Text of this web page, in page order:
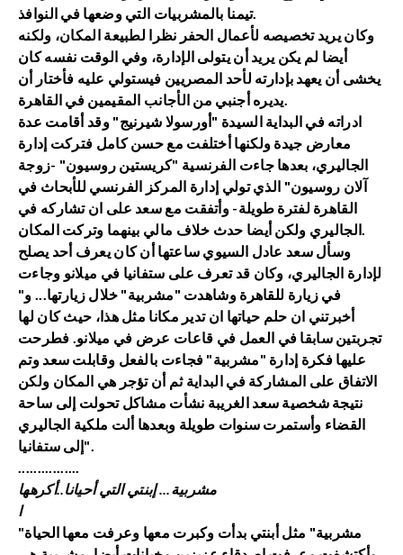
تيمنا بالمشربيات التي وضعها في النوافذ.
وكان يريد تخصيصه لأعمال الحفر نظرا لطبيعة المكان، ولكنه
أيضا لم يكن يريد أن يتولى الإدارة، وفي الوقت نفسه كان
يخشى أن يعهد بإدارته لأحد المصريين فيستولي عليه فأختار أن
يديره أجنبي من الأجانب المقيمين في القاهرة.
ادراته في البداية السيدة "أورسولا شيرنيج" وقد أقامت عدة
معارض جيدة ولكنها أختلفت مع حسن كامل فتركت إدارة
الجاليري، بعدها جاءت الفرنسية "كريستين روسيون" -زوجة
آلان روسيون" الذي تولي إدارة المركز الفرنسي للأبحاث في
القاهرة لفترة طويلة- وأتفقت مع سعد على ان تشاركه في
الجاليري ولكن أيضا حدث خلاف مالي بينهما وتركت المكان.
وسأل سعد عادل السيوي ساعتها أن كان يعرف أحد يصلح
لإدارة الجاليري، وكان قد تعرف على ستفانيا في ميلانو وجاءت
في زيارة للقاهرة وشاهدت "مشربية" خلال زيارتها... و"
أخبرتني ان حلم حياتها ان تدير مكانا مثل هذا، حيث كان لها
تجربتين سابقا في العمل في قاعات عرض في ميلانو. فطرحت
عليها فكرة إدارة "مشربية" فجاءت بالفعل وقابلت سعد وتم
الاتفاق على المشاركة في البداية ثم أن تؤجر هي المكان ولكن
نتيجة شخصية سعد الغريبة نشأت مشاكل تحولت إلى ساحة
القضاء وأستمرت سنوات طويلة وبعدها ألت ملكية الجاليري
إلى ستفانيا".
................
مشربية... إبنتي التي أحيانا..أكرهها
ا
"مشربية" مثل أبنتي بدأت وكبرت معها وعرفت معها الحياة